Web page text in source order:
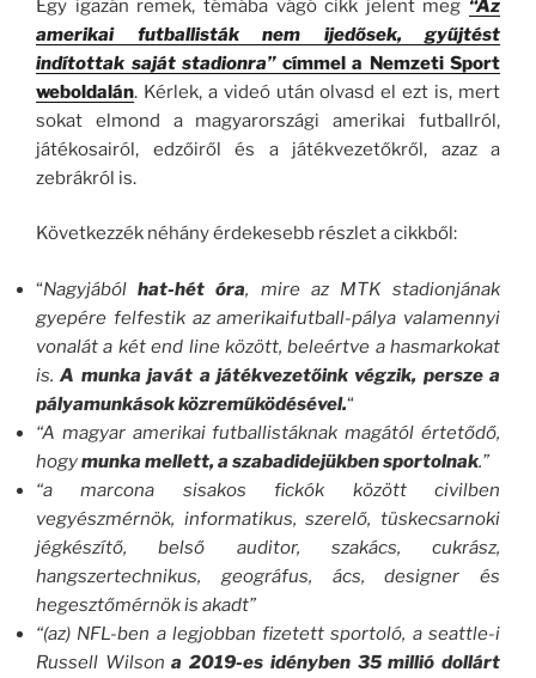
Egy igazán remek, témába vágó cikk jelent meg “Az
amerikai futballisták nem ijedősek, gyűjtést
indítottak saját stadionra”címmel a Nemzeti Sport
weboldalán. Kérlek, a videó után olvasd el ezt is, mert
sokat elmond a magyarországi amerikai futballról,
játékosairól, edzőiről és a játékvezetőkről, azaz a
zebrákról is.
Következzék néhány érdekesebb részlet a cikkből:
“Nagyjábólhat-hét óra, mire az MTK stadionjának
gyepére felfestik az amerikaifutball-pálya valamennyi
vonalát a két end line között, beleértve a hasmarkokat
is.A munka javát a játékvezetőink végzik, persze a
pályamunkások közreműködésével.“
“A magyar amerikai futballistáknak magától értetődő,
hogymunka mellett, a szabadidejükben sportolnak.”
“a marcona sisakos fickók között civilben
vegyészmérnök, informatikus, szerelő, tüskecsarnoki
jégkészítő, belső auditor, szakács, cukrász,
hangszertechnikus, geográfus, ács, designer és
hegesztőmérnök is akadt”
“(az) NFL-ben a legjobban fizetett sportoló, a seattle-i
Russell Wilsona 2019-es idényben 35 millió dollárt